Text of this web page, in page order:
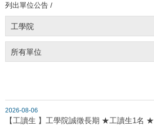
列出單位公告 /
工學院
所有單位
2026-08-06
【工讀生 】工學院誠徵長期 ★工讀生1名 ★